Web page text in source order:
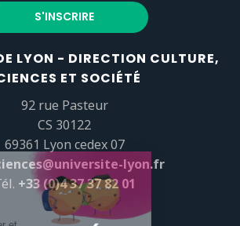
LYON - DIRECTION CULTURE,
ET SOCIÉTÉ
92 rue Pasteur
CS 30122
69361 Lyon cedex 07
lyon.fr
+33 (0)4 37 37 82 01